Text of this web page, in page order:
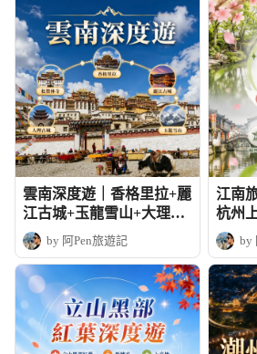
雲南深度遊｜香格里拉+麗
江古城+玉龍雪山+大理古
城+松贊林寺
by 阿Pen旅遊記
江南
杭州
by